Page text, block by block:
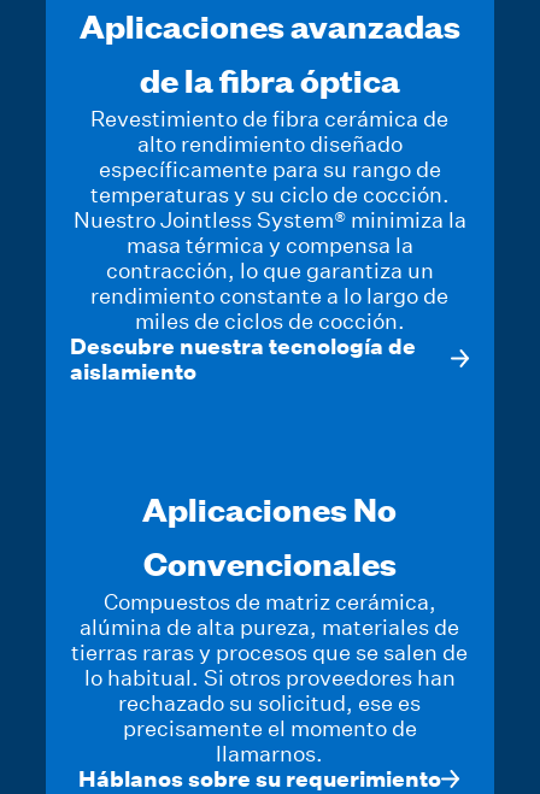
Aplicaciones avanzadas
de la fibra óptica
Revestimiento de fibra cerámica de
alto rendimiento diseñado
específicamente para su rango de
temperaturas y su ciclo de cocción.
Nuestro Jointless System® minimiza la
masa térmica y compensa la
contracción, lo que garantiza un
rendimiento constante a lo largo de
miles de ciclos de cocción.
Descubre nuestra tecnología de
aislamiento
Aplicaciones No
Convencionales
Compuestos de matriz cerámica,
alúmina de alta pureza, materiales de
tierras raras y procesos que se salen de
lo habitual. Si otros proveedores han
rechazado su solicitud, ese es
precisamente el momento de
llamarnos.
Háblanos sobre su requerimiento